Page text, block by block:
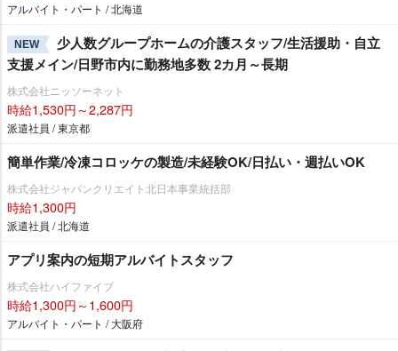
アルバイト・パート / 北海道
NEW
少人数グループホームの介護スタッフ/生活援助・自立
支援メイン/日野市内に勤務地多数 2カ月～長期
株式会社ニッソーネット
時給1,530円～2,287円
派遣社員 / 東京都
簡単作業/冷凍コロッケの製造/未経験OK/日払い・週払いOK
株式会社ジャパンクリエイト北日本事業統括部
時給1,300円
派遣社員 / 北海道
アプリ案内の短期アルバイトスタッフ
株式会社ハイファイブ
時給1,300円～1,600円
アルバイト・パート / 大阪府